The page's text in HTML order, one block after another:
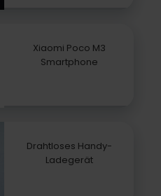
Xiaomi Poco M3
Smartphone
Drahtloses Handy-
Ladegerät